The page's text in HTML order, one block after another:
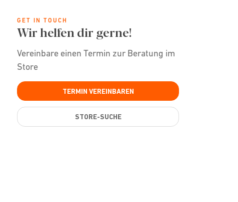
GET IN TOUCH
Wir helfen dir gerne!
Vereinbare einen Termin zur Beratung im
Store
TERMIN VEREINBAREN
STORE-SUCHE